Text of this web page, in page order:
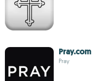
Pray.com
Pray